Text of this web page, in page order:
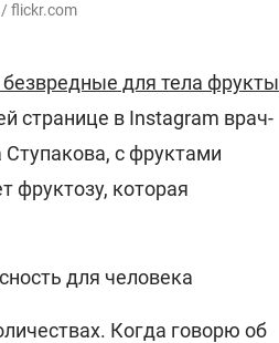
flickr.com
для тела фрукты
странице в Instagram врач-
с фруктами
фруктозу, которая
для человека
Когда говорю об